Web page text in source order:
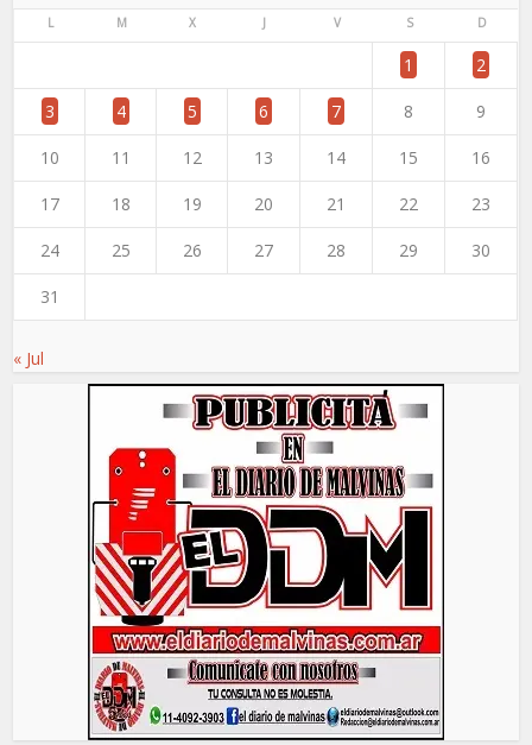
L M X J V S D
1 2
3 4 5 6 7 8 9
10 11 12 13 14 15 16
17 18 19 20 21 22 23
24 25 26 27 28 29 30
31
« Jul